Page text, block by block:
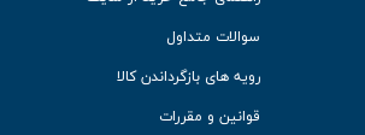
سوالات متداول
رویه های بازگرداندن کالا
قوانین و مقررات